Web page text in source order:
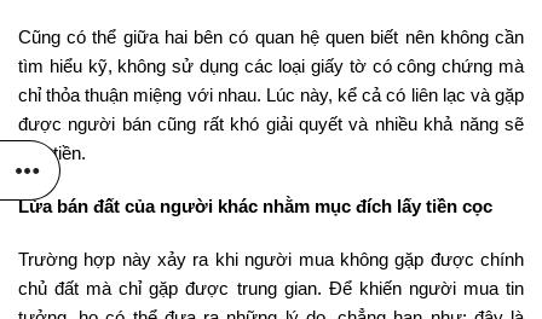
Cũng có thể giữa hai bên có quan hệ quen biết nên không cần
tìm hiểu kỹ, không sử dụng các loại giấy tờ có công chứng mà
chỉ thỏa thuận miệng với nhau. Lúc này, kể cả có liên lạc và gặp
được người bán cũng rất khó giải quyết và nhiều khả năng sẽ
mất tiền.
Lừa bán đất của người khác nhằm mục đích lấy tiền cọc
Trường hợp này xảy ra khi người mua không gặp được chính
chủ đất mà chỉ gặp được trung gian. Để khiến người mua tin